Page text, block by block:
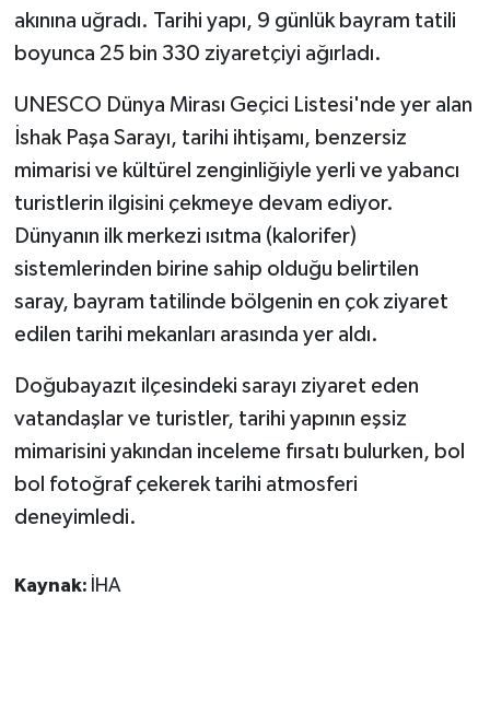
akınına uğradı. Tarihi yapı, 9 günlük bayram tatili
boyunca 25 bin 330 ziyaretçiyi ağırladı.
UNESCO Dünya Mirası Geçici Listesi'nde yer alan
İshak Paşa Sarayı, tarihi ihtişamı, benzersiz
mimarisi ve kültürel zenginliğiyle yerli ve yabancı
turistlerin ilgisini çekmeye devam ediyor.
Dünyanın ilk merkezi ısıtma (kalorifer)
sistemlerinden birine sahip olduğu belirtilen
saray, bayram tatilinde bölgenin en çok ziyaret
edilen tarihi mekanları arasında yer aldı.
Doğubayazıt ilçesindeki sarayı ziyaret eden
vatandaşlar ve turistler, tarihi yapının eşsiz
mimarisini yakından inceleme fırsatı bulurken, bol
bol fotoğraf çekerek tarihi atmosferi
deneyimledi.
Kaynak: İHA
HABERDE İNSAN
İNSAN
İş Dünyası
Jandarma
Kadın
KÜLTÜR SANAT
MAGAZİN
Otomobil
Sağlık